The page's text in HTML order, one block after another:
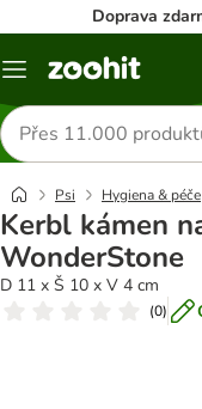
Doprava
Menu
Hledat
produkty
Psi Hygiena & péče
Kerbl kámen
WonderStone
D 11 x Š 10 x V 4 cm
(0)